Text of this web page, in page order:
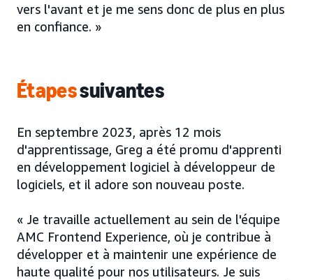
vers l'avant et je me sens donc de plus en plus
en confiance. »
Étapessuivantes
En septembre 2023, après 12 mois
d'apprentissage, Greg a été promu d'apprenti
en développement logiciel à développeur de
logiciels, et il adore son nouveau poste.
« Je travaille actuellement au sein de l'équipe
AMC Frontend Experience, où je contribue à
développer et à maintenir une expérience de
haute qualité pour nos utilisateurs. Je suis